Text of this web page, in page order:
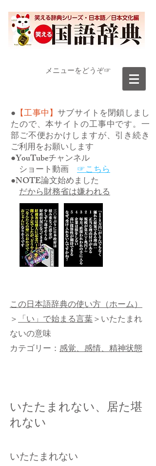
​メニューをどうぞ☞
● 【工事中】サブサイトを閉鎖しまし
たので、本サイトの工事中です。一
部ご不便おかけしますが、引き続き
ご利用をお願いします
●YouTubeチャンネル
ショート動画 ☞こちら
●NOTE論文始めました
だから財務省は嫌われる
この日本語辞典の使い方（ホーム）
＞「い」で始まる言葉＞いたたまれ
ないの意味
カテゴリー： 感覚、感情、精神状態
いたたまれない、居た堪
れない
いたたまれない